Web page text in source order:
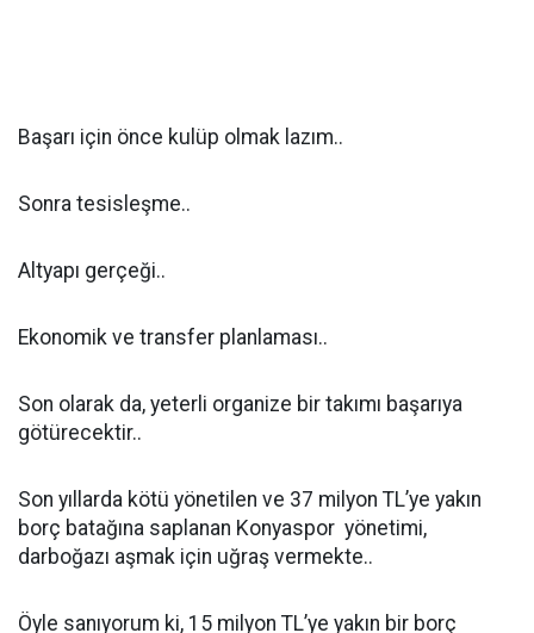
Başarı için önce kulüp olmak lazım..
Sonra tesisleşme..
Altyapı gerçeği..
Ekonomik ve transfer planlaması..
Son olarak da, yeterli organize bir takımı başarıya
götürecektir..
Son yıllarda kötü yönetilen ve 37 milyon TL’ye yakın
borç batağına saplanan Konyaspor yönetimi,
darboğazı aşmak için uğraş vermekte..
Öyle sanıyorum ki, 15 milyon TL’ye yakın bir borç